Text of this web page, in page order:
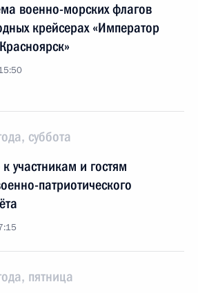
военно-морских флагов
крейсерах «Император
суббота
участникам и гостям
патриотического
пятница